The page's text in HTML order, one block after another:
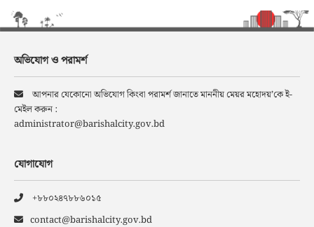
অভিযোগ ও পরামর্শ
আপনার যেকোনো অভিযোগ কিংবা পরামর্শ জানাতে মাননীয় মেয়র মহোদয়’কে ই-
মেইল করুন :
administrator@barishalcity.gov.bd
যোগাযোগ
+৮৮০২৪৭৮৮৬০১৫
contact@barishalcity.gov.bd